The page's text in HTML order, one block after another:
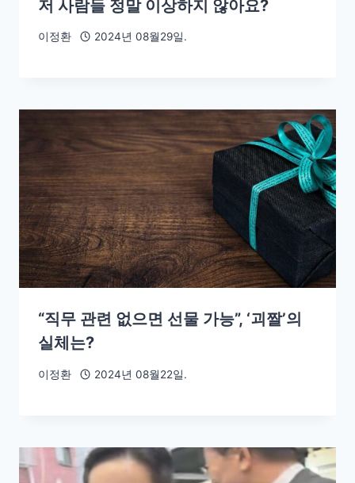
저 사람들 정말 이상하지 않아요?
이정환 2024년 08월29일.
“직무 관련 없으면 선물 가능”, ‘괴짤’의
실체는?
이정환 2024년 08월22일.